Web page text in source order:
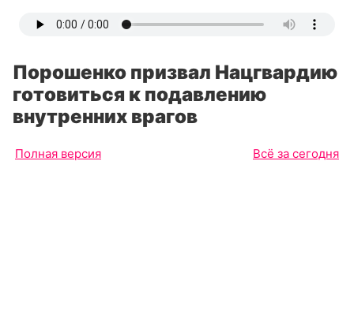
Порошенко призвал Нацгвардию
готовиться к подавлению
внутренних врагов
Полная версия Всё за сегодня